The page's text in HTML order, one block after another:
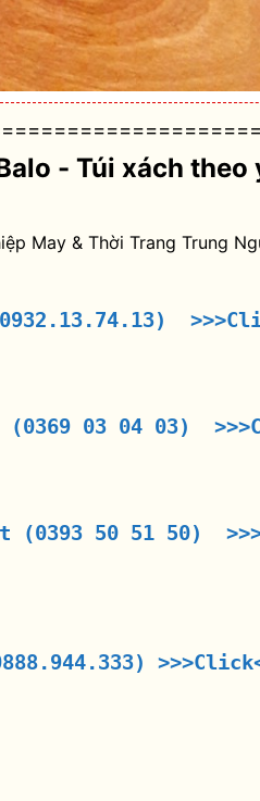
- Túi xách theo
May & Thời Trang Trung
(0369 03 04 03)
(0393 50 51 50)